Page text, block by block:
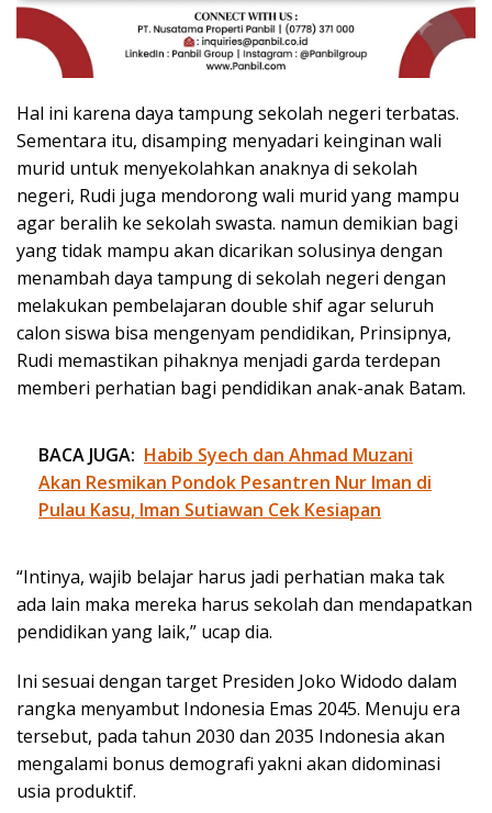
Hal ini karena daya tampung sekolah negeri terbatas.
Sementara itu, disamping menyadari keinginan wali
murid untuk menyekolahkan anaknya di sekolah
negeri, Rudi juga mendorong wali murid yang mampu
agar beralih ke sekolah swasta. namun demikian bagi
yang tidak mampu akan dicarikan solusinya dengan
menambah daya tampung di sekolah negeri dengan
melakukan pembelajaran double shif agar seluruh
calon siswa bisa mengenyam pendidikan, Prinsipnya,
Rudi memastikan pihaknya menjadi garda terdepan
memberi perhatian bagi pendidikan anak-anak Batam.
BACA JUGA: Habib Syech dan Ahmad Muzani
Akan Resmikan Pondok Pesantren Nur Iman di
Pulau Kasu, Iman Sutiawan Cek Kesiapan
“Intinya, wajib belajar harus jadi perhatian maka tak
ada lain maka mereka harus sekolah dan mendapatkan
pendidikan yang laik,” ucap dia.
Ini sesuai dengan target Presiden Joko Widodo dalam
rangka menyambut Indonesia Emas 2045. Menuju era
tersebut, pada tahun 2030 dan 2035 Indonesia akan
mengalami bonus demografi yakni akan didominasi
usia produktif.